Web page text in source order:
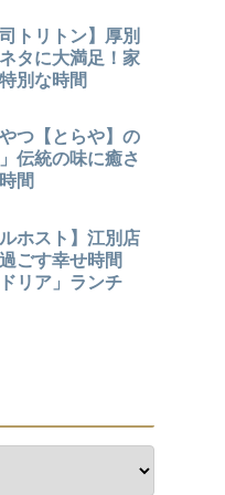
トリトン】厚別
タに大満足！家
別な時間
つ【とらや】の
」伝統の味に癒さ
間
ルホスト】江別店
ごす幸せ時間
ドリア」ランチ